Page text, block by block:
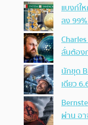
แบงก์ใ
ลง
ลั่นต้อง
นักขุด
เดียว
ผ่าน อ